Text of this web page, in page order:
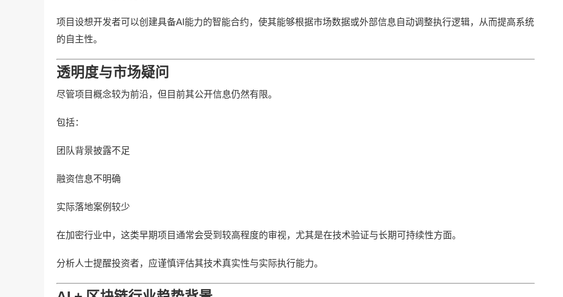
项目设想开发者可以创建具备AI能力的智能合约，使其能够根据市场数据或外部信息自动调整执行逻辑，从而提高系统
的自主性。
透明度与市场疑问
尽管项目概念较为前沿，但目前其公开信息仍然有限。
包括：
团队背景披露不足
融资信息不明确
实际落地案例较少
在加密行业中，这类早期项目通常会受到较高程度的审视，尤其是在技术验证与长期可持续性方面。
分析人士提醒投资者，应谨慎评估其技术真实性与实际执行能力。